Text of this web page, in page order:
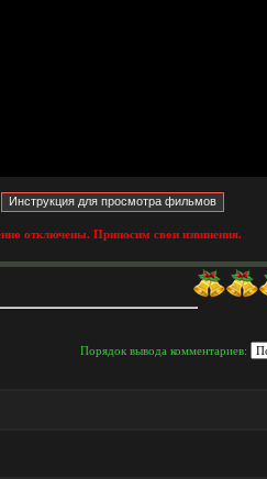
отключены. Приносим свои извинения.
Порядок вывода комментариев: